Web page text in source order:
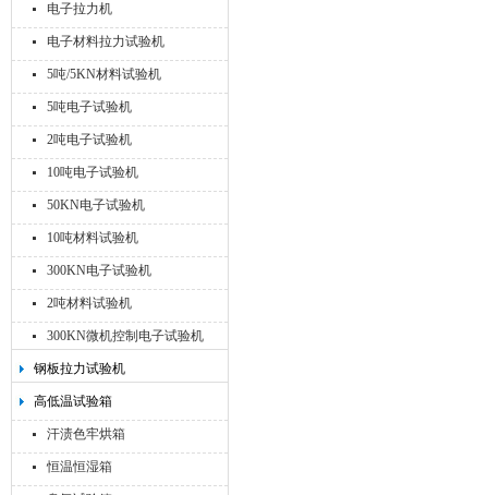
电子拉力机
电子材料拉力试验机
5吨/5KN材料试验机
5吨电子试验机
2吨电子试验机
10吨电子试验机
50KN电子试验机
10吨材料试验机
300KN电子试验机
2吨材料试验机
300KN微机控制电子试验机
钢板拉力试验机
高低温试验箱
汗渍色牢烘箱
恒温恒湿箱